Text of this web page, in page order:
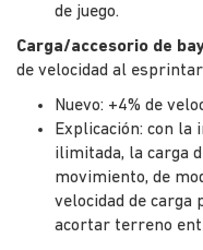
de juego.
Carga/accesorio de
de velocidad al
Nuevo: +4% de
Explicación: con
ilimitada, la carga
movimiento, de
velocidad de carga
acortar terreno